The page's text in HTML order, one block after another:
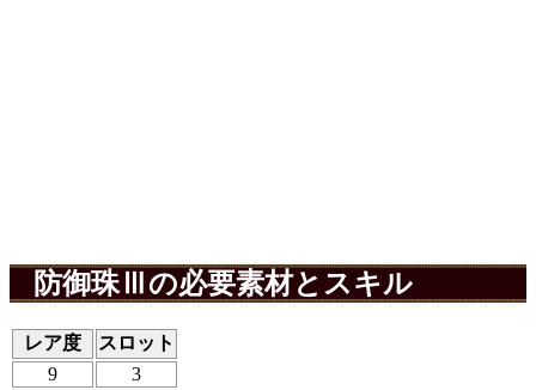
防御珠Ⅲの必要素材とスキル
レア度
スロット
9
3